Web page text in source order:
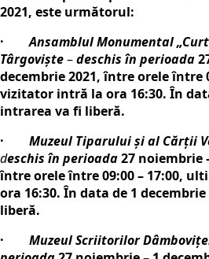
2021, este următorul:
·Ansamblul Monumental
Târgovişte–deschis în perioada
decembrie 2021, între orele între
vizitator intră la ora 16:30. În
intrarea va fi liberă.
· Muzeul Tiparului şi al Cărţii
deschis în perioada27 noiembrie
între orele între 09:00 – 17:00,
ora 16:30. În data de 1
liberă.
· Muzeul Scriitorilor